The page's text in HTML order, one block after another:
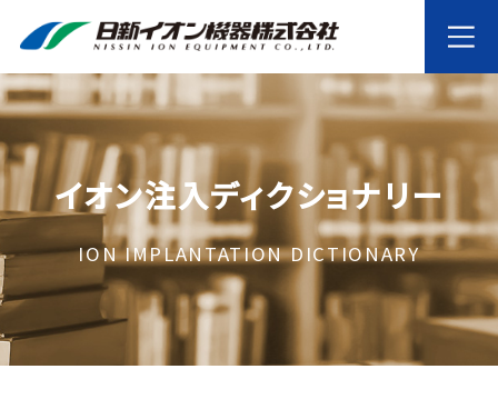
イオン注入ディクショナリー
ION IMPLANTATION DICTIONARY